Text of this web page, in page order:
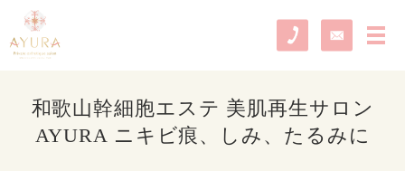
メ
和歌山幹細胞エステ 美肌再生サロン
AYURA ニキビ痕、しみ、たるみに